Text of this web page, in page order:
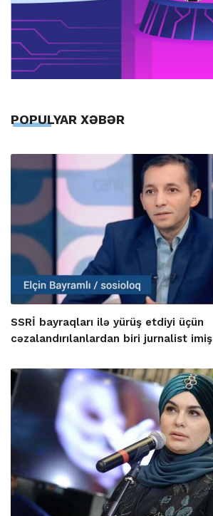
POPULYAR XƏBƏR
SSRİ bayraqları ilə yürüş etdiyi üçün
cəzalandırılanlardan biri jurnalist imiş